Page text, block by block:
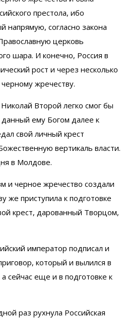
престола, ибо
напрямую, согласно закона
церковь
шара. И конечно, Россия в
рост и через несколько
жречеству.
Второй легко смог бы
ему Богом далее к
свой личный крест
вертикаль власти.
в Молдове.
и черное жречество создали
же приступила к подготовке
крест, дарованный Творцом,
император подписал и
который и вылился в
сейчас еще и в подготовке к
раз рухнула Российская